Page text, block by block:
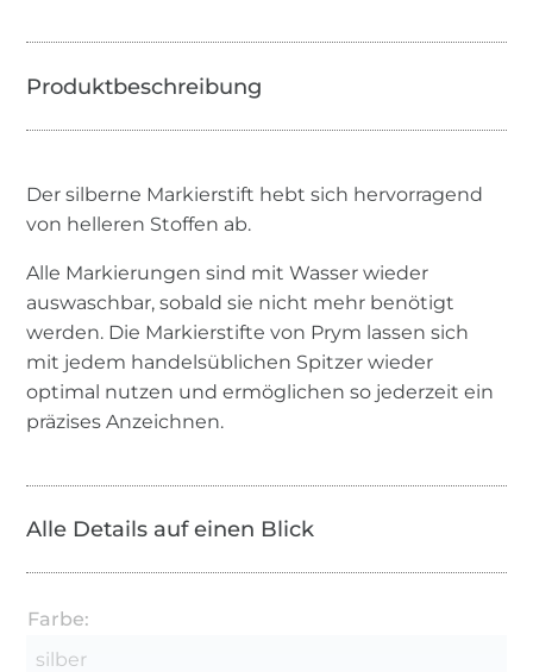
Der silberne Markierstift hebt sich hervorragend
von helleren Stoffen ab.
Alle Markierungen sind mit Wasser wieder
auswaschbar, sobald sie nicht mehr benötigt
werden. Die Markierstifte von Prym lassen sich
mit jedem handelsüblichen Spitzer wieder
optimal nutzen und ermöglichen so jederzeit ein
präzises Anzeichnen.
Alle Details auf einen Blick
Farbe:
silber